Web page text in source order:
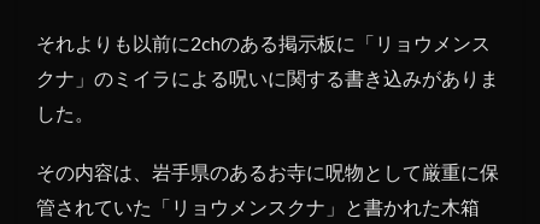
それよりも以前に2chのある掲示板に「リョウメンス
クナ」のミイラによる呪いに関する書き込みがありま
した。
その内容は、岩手県のあるお寺に呪物として厳重に保
管されていた「リョウメンスクナ」と書かれた木箱